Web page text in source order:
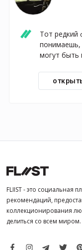
Тот редкий
понимаешь,
могут быть
FLIIST - это социальная
рекомендаций,
коллекционирования
делиться со всем миром.